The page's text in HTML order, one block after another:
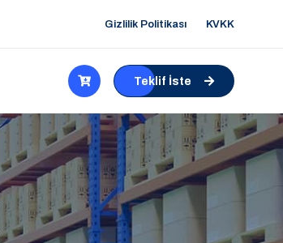
Gizlilik Politikası KVKK
Teklif İste